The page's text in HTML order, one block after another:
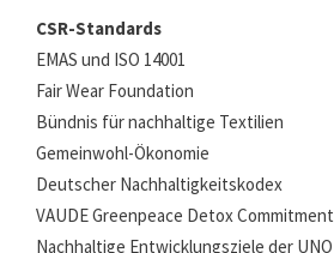
CSR-Standards
EMAS und ISO 14001
Fair Wear Foundation
Bündnis für nachhaltige Textilien
Gemeinwohl-Ökonomie
Deutscher Nachhaltigkeitskodex
VAUDE Greenpeace Detox Commitment
Nachhaltige Entwicklungsziele der UNO